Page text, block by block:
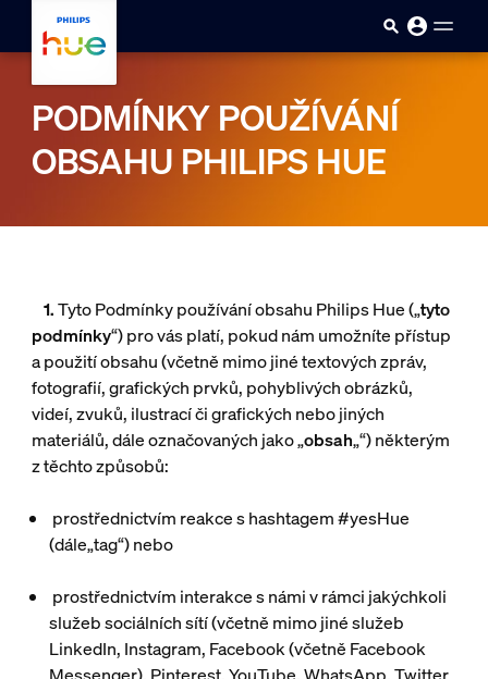
PODMÍNKY POUŽÍVÁNÍ
OBSAHU PHILIPS HUE
1.Tyto Podmínky používání obsahu Philips Hue („tyto
podmínky“) pro vás platí, pokud nám umožníte přístup
a použití obsahu (včetně mimo jiné textových zpráv,
fotografií, grafických prvků, pohyblivých obrázků,
videí, zvuků, ilustrací či grafických nebo jiných
materiálů, dále označovaných jako „obsah„“) některým
z těchto způsobů:
prostřednictvím reakce s hashtagem #yesHue
(dále„tag“) nebo
prostřednictvím interakce s námi v rámci jakýchkoli
služeb sociálních sítí (včetně mimo jiné služeb
LinkedIn, Instagram, Facebook (včetně Facebook